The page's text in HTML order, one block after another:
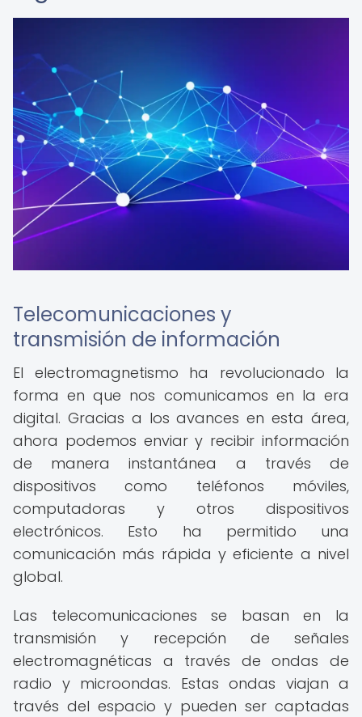
Telecomunicaciones y
transmisión de información
El electromagnetismo ha revolucionado la
forma en que nos comunicamos en la era
digital. Gracias a los avances en esta área,
ahora podemos enviar y recibir información
de manera instantánea a través de
dispositivos como teléfonos móviles,
computadoras y otros dispositivos
electrónicos. Esto ha permitido una
comunicación más rápida y eficiente a nivel
global.
Las telecomunicaciones se basan en la
transmisión y recepción de señales
electromagnéticas a través de ondas de
radio y microondas. Estas ondas viajan a
través del espacio y pueden ser captadas